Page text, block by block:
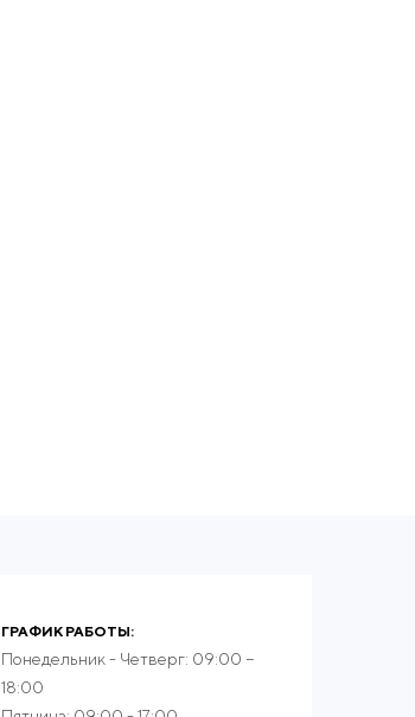
ГРАФИК РАБОТЫ:
Понедельник - Четверг: 09:00 −
18:00